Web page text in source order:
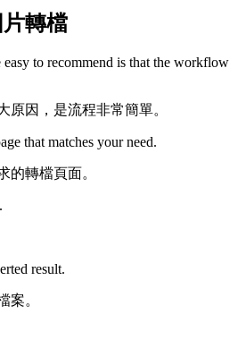
轉檔
easy to recommend is that the workflow
原因，是流程非常簡單。
that matches your need.
的轉檔頁面。
result.
案。